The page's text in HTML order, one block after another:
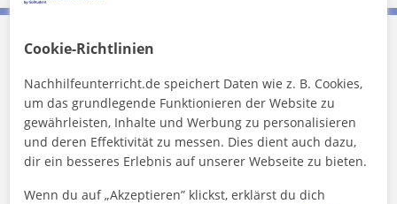
Jonas kontaktieren
Preis pro Stunde 20 €/h
1. Lektion kostenlos
Cookie-Richtlinien
Nachhilfeunterricht.de speichert Daten wie z. B. Cookies,
um das grundlegende Funktionieren der Website zu
gewährleisten, Inhalte und Werbung zu personalisieren
und deren Effektivität zu messen. Dies dient auch dazu,
dir ein besseres Erlebnis auf unserer Webseite zu bieten.
Wenn du auf „Akzeptieren” klickst, erklärst du dich